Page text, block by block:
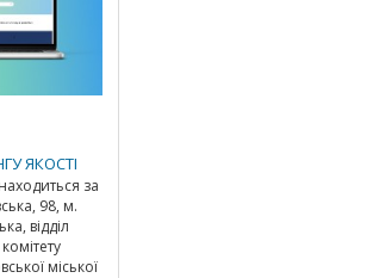
ЯКОСТІ
за
98, м.
відділ
міської